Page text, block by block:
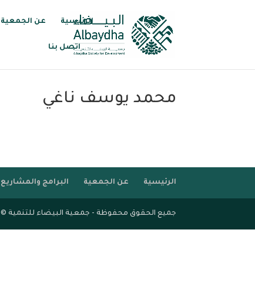
الرئيسية عن الجمعية
اتصل بنا
محمد يوسف ناغي
الرئيسية عن الجمعية البرامج والمشاريع
جميع الحقوق محفوظة - جمعية البيضاء للتنمية © 2026 - قرى مزدهرة مستدامة - بناء الإنسان وتنمية المكان